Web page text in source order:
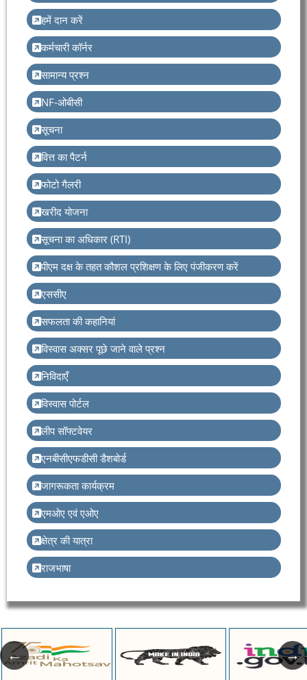
हमें दान करें
कर्मचारी कॉर्नर
सामान्य प्रश्न
NF-ओबीसी
सूचना
वित्त का पैटर्न
फोटो गैलरी
खरीद योजना
सूचना का अधिकार (RTI)
पीएम दक्ष के तहत कौशल प्रशिक्षण के लिए पंजीकरण करें
एससीए
सफलता की कहानियां
विस्वास अक्सर पूछे जाने वाले प्रश्न
निविदाएँ
विस्वास पोर्टल
लीप सॉफ्टवेयर
एनबीसीएफडीसी डैशबोर्ड
जागरूकता कार्यक्रम
एमओए एवं एओए
क्षेत्र की यात्रा
राजभाषा